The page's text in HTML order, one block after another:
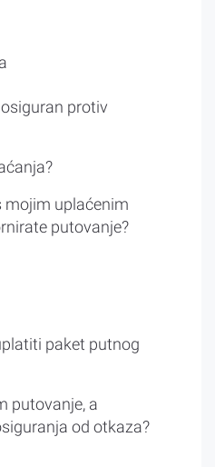
protiv
mojim uplaćenim
putovanje?
paket putnog
putovanje, a
od otkaza?